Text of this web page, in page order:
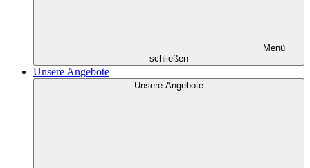
Menü
schließen
Unsere Angebote
Unsere Angebote